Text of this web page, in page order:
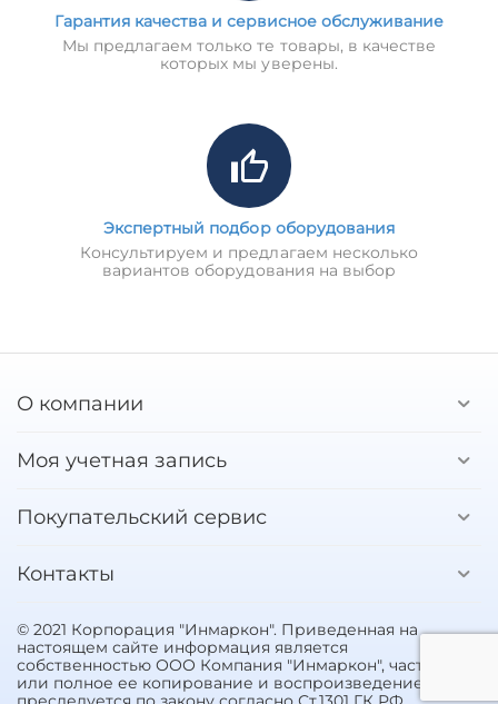
Гарантия качества и сервисное обслуживание
Мы предлагаем только те товары, в качестве
которых мы уверены.
Экспертный подбор оборудования
Консультируем и предлагаем несколько
вариантов оборудования на выбор
О компании
Моя учетная запись
Покупательский сервис
Контакты
© 2021 Корпорация "Инмаркон". Приведенная на
настоящем сайте информация является
собственностью ООО Компания "Инмаркон", частичное
или полное ее копирование и воспроизведение